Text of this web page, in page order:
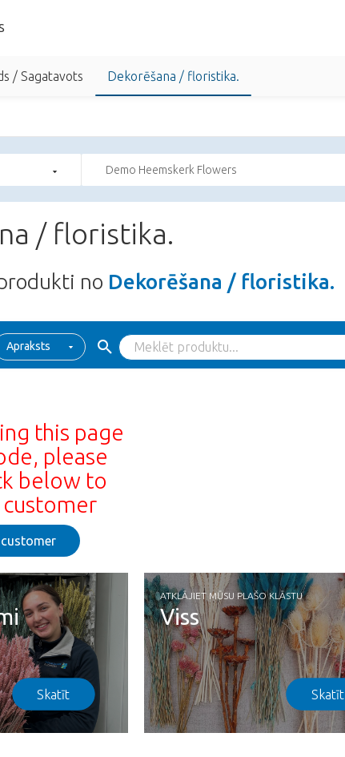
/ Sagatavots Dekorēšana / floristika.
Demo Heemskerk Flowers
/ floristika.
no Dekorēšana / floristika.
Apraksts
this page
please
below to
Skatīt
ATKLĀJIET MŪSU PLAŠO KLĀSTU
Viss
Skatīt